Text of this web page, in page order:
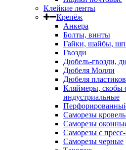
Клейкие ленты
Крепёж
Анкера
Болты, винты
Гайки, шайбы,
Гвозди
Дюбель-гвозди,
Дюбеля Молли
Дюбеля
Кляймеры, скобы
индустриальные
Саморезы
Саморезы
Саморезы с
Саморезы черные